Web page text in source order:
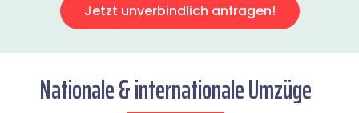
Jetzt unverbindlich anfragen!
Nationale & internationale Umzüge